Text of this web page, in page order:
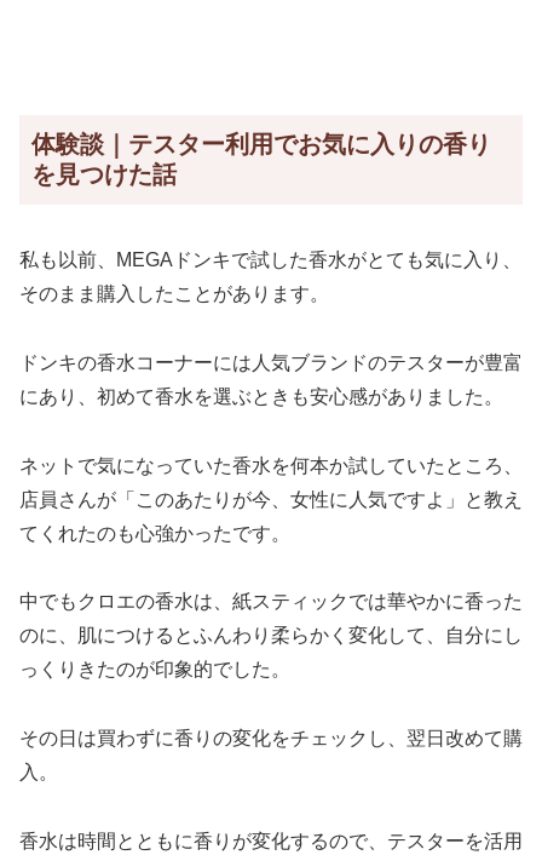
体験談｜テスター利用でお気に入りの香り
を見つけた話
私も以前、MEGAドンキで試した香水がとても気に入り、
そのまま購入したことがあります。
ドンキの香水コーナーには人気ブランドのテスターが豊富
にあり、初めて香水を選ぶときも安心感がありました。
ネットで気になっていた香水を何本か試していたところ、
店員さんが「このあたりが今、女性に人気ですよ」と教え
てくれたのも心強かったです。
中でもクロエの香水は、紙スティックでは華やかに香った
のに、肌につけるとふんわり柔らかく変化して、自分にし
っくりきたのが印象的でした。
その日は買わずに香りの変化をチェックし、翌日改めて購
入。
香水は時間とともに香りが変化するので、テスターを活用